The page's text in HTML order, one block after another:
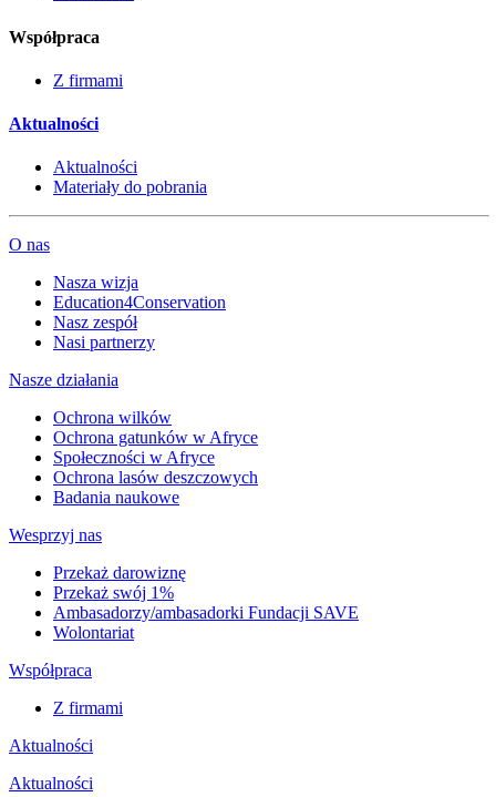
Współpraca
Z firmami
Aktualności
Aktualności
Materiały do pobrania
O nas
Nasza wizja
Education4Conservation
Nasz zespół
Nasi partnerzy
Nasze działania
Ochrona wilków
Ochrona gatunków w Afryce
Społeczności w Afryce
Ochrona lasów deszczowych
Badania naukowe
Wesprzyj nas
Przekaż darowiznę
Przekaż swój 1%
Ambasadorzy/ambasadorki Fundacji SAVE
Wolontariat
Współpraca
Z firmami
Aktualności
Aktualności